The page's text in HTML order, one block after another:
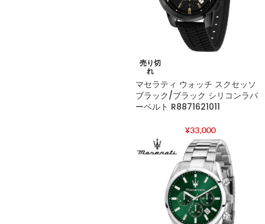
売り切
れ
マセラティ ウォッチ スクセッソ
ブラック/ブラック シリコンラバ
ーベルト R8871621011
¥33,000